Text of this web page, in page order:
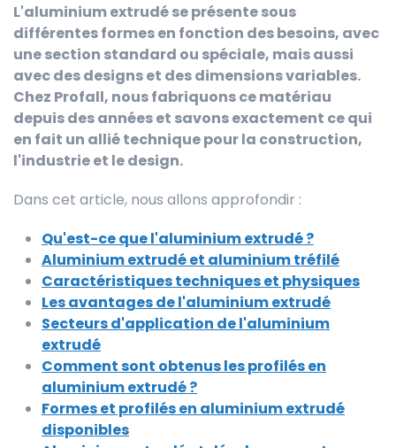
L'aluminium extrudé se présente sous
différentes formes en fonction des besoins, avec
une section standard ou spéciale, mais aussi
avec des designs et des dimensions variables.
Chez Profall, nous fabriquons ce matériau
depuis des années et savons exactement ce qui
en fait un allié technique pour la construction,
l'industrie et le design.
Dans cet article, nous allons approfondir :
Qu'est-ce que l'aluminium extrudé ?
Aluminium extrudé et aluminium tréfilé
Caractéristiques techniques et physiques
Les avantages de l'aluminium extrudé
Secteurs d'application de l'aluminium
extrudé
Comment sont obtenus les profilés en
aluminium extrudé ?
Formes et profilés en aluminium extrudé
disponibles